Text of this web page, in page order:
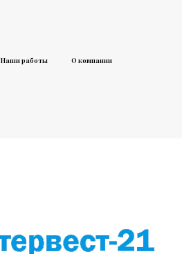
Наши работы О компании